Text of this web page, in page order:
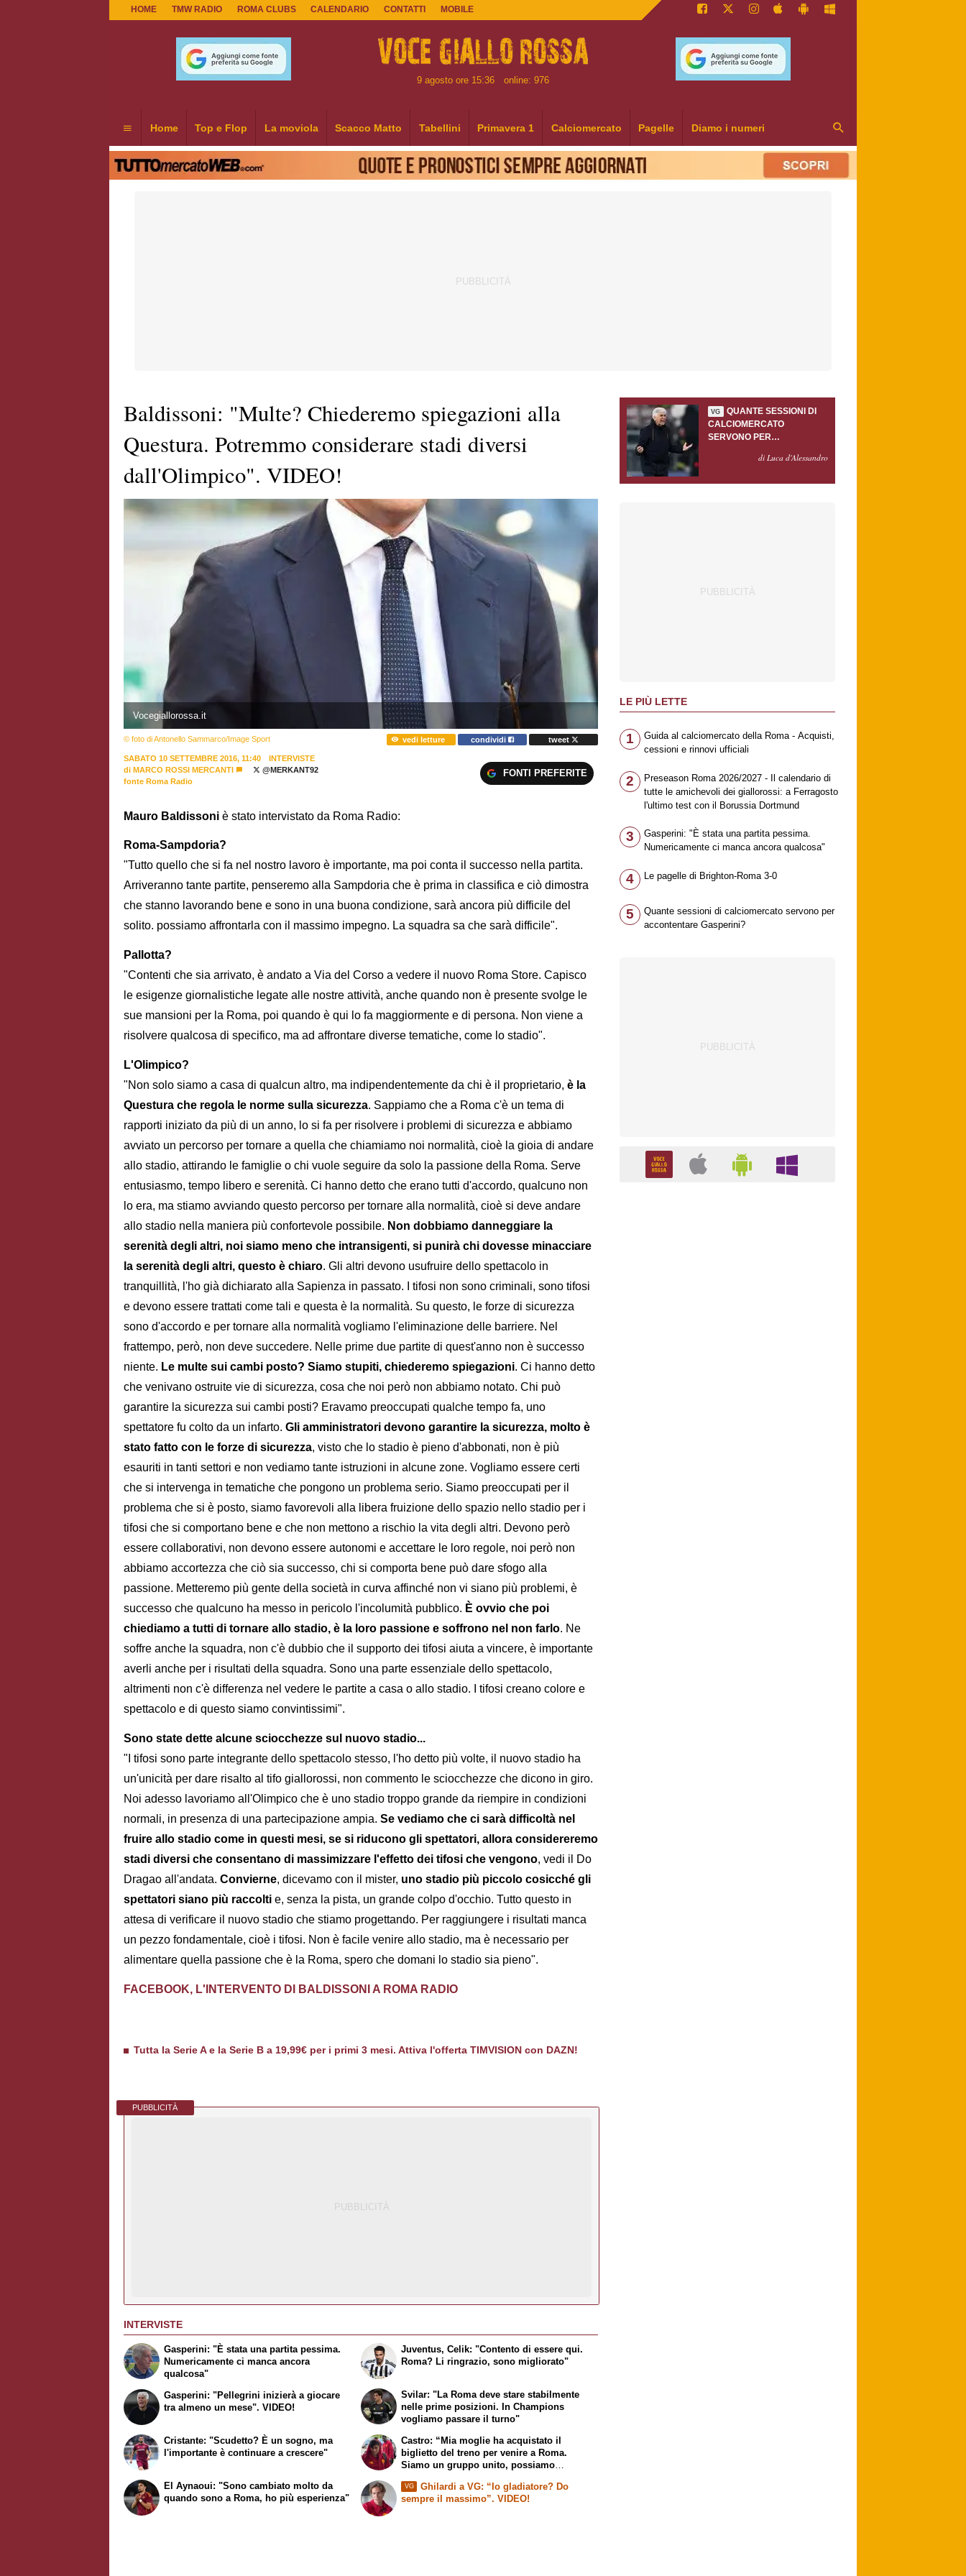
HOME TMW RADIO ROMA CLUBS CALENDARIO CONTATTI MOBILE
9 agosto ore 15:36 online: 976
Home Top e Flop La moviola Scacco Matto Tabellini Primavera 1 Calciomercato Pagelle Diamo i numeri
Baldissoni: "Multe? Chiederemo spiegazioni alla
Questura. Potremmo considerare stadi diversi
dall'Olimpico". VIDEO!
Vocegiallorossa.it
© foto di Antonello Sammarco/Image Sport vedi letture condividi tweet
SABATO 10 SETTEMBRE 2016, 11:40
INTERVISTE
di MARCO ROSSI MERCANTI
@MERKANT92
fonte Roma Radio
FONTI PREFERITE
Mauro Baldissoni è stato intervistato da Roma Radio:
Roma-Sampdoria?
"Tutto quello che si fa nel nostro lavoro è importante, ma poi conta il successo nella partita.
Arriveranno tante partite, penseremo alla Sampdoria che è prima in classifica e ciò dimostra
che stanno lavorando bene e sono in una buona condizione, sarà ancora più difficile del
solito. possiamo affrontarla con il massimo impegno. La squadra sa che sarà difficile".
Pallotta?
"Contenti che sia arrivato, è andato a Via del Corso a vedere il nuovo Roma Store. Capisco
le esigenze giornalistiche legate alle nostre attività, anche quando non è presente svolge le
sue mansioni per la Roma, poi quando è qui lo fa maggiormente e di persona. Non viene a
risolvere qualcosa di specifico, ma ad affrontare diverse tematiche, come lo stadio".
L'Olimpico?
"Non solo siamo a casa di qualcun altro, ma indipendentemente da chi è il proprietario, è la
Questura che regola le norme sulla sicurezza. Sappiamo che a Roma c'è un tema di
rapporti iniziato da più di un anno, lo si fa per risolvere i problemi di sicurezza e abbiamo
avviato un percorso per tornare a quella che chiamiamo noi normalità, cioè la gioia di andare
allo stadio, attirando le famiglie o chi vuole seguire da solo la passione della Roma. Serve
entusiasmo, tempo libero e serenità. Ci hanno detto che erano tutti d'accordo, qualcuno non
lo era, ma stiamo avviando questo percorso per tornare alla normalità, cioè si deve andare
allo stadio nella maniera più confortevole possibile. Non dobbiamo danneggiare la
serenità degli altri, noi siamo meno che intransigenti, si punirà chi dovesse minacciare
la serenità degli altri, questo è chiaro. Gli altri devono usufruire dello spettacolo in
tranquillità, l'ho già dichiarato alla Sapienza in passato. I tifosi non sono criminali, sono tifosi
e devono essere trattati come tali e questa è la normalità. Su questo, le forze di sicurezza
sono d'accordo e per tornare alla normalità vogliamo l'eliminazione delle barriere. Nel
frattempo, però, non deve succedere. Nelle prime due partite di quest'anno non è successo
niente. Le multe sui cambi posto? Siamo stupiti, chiederemo spiegazioni. Ci hanno detto
che venivano ostruite vie di sicurezza, cosa che noi però non abbiamo notato. Chi può
garantire la sicurezza sui cambi posti? Eravamo preoccupati qualche tempo fa, uno
spettatore fu colto da un infarto. Gli amministratori devono garantire la sicurezza, molto è
stato fatto con le forze di sicurezza, visto che lo stadio è pieno d'abbonati, non è più
esauriti in tanti settori e non vediamo tante istruzioni in alcune zone. Vogliamo essere certi
che si intervenga in tematiche che pongono un problema serio. Siamo preoccupati per il
problema che si è posto, siamo favorevoli alla libera fruizione dello spazio nello stadio per i
tifosi che si comportano bene e che non mettono a rischio la vita degli altri. Devono però
essere collaborativi, non devono essere autonomi e accettare le loro regole, noi però non
abbiamo accortezza che ciò sia successo, chi si comporta bene può dare sfogo alla
passione. Metteremo più gente della società in curva affinché non vi siano più problemi, è
successo che qualcuno ha messo in pericolo l'incolumità pubblico. È ovvio che poi
chiediamo a tutti di tornare allo stadio, è la loro passione e soffrono nel non farlo. Ne
soffre anche la squadra, non c'è dubbio che il supporto dei tifosi aiuta a vincere, è importante
averli anche per i risultati della squadra. Sono una parte essenziale dello spettacolo,
altrimenti non c'è differenza nel vedere le partite a casa o allo stadio. I tifosi creano colore e
spettacolo e di questo siamo convintissimi".
Sono state dette alcune sciocchezze sul nuovo stadio...
"I tifosi sono parte integrante dello spettacolo stesso, l'ho detto più volte, il nuovo stadio ha
un'unicità per dare risalto al tifo giallorossi, non commento le sciocchezze che dicono in giro.
Noi adesso lavoriamo all'Olimpico che è uno stadio troppo grande da riempire in condizioni
normali, in presenza di una partecipazione ampia. Se vediamo che ci sarà difficoltà nel
fruire allo stadio come in questi mesi, se si riducono gli spettatori, allora considereremo
stadi diversi che consentano di massimizzare l'effetto dei tifosi che vengono, vedi il Do
Dragao all'andata. Convierne, dicevamo con il mister, uno stadio più piccolo cosicché gli
spettatori siano più raccolti e, senza la pista, un grande colpo d'occhio. Tutto questo in
attesa di verificare il nuovo stadio che stiamo progettando. Per raggiungere i risultati manca
un pezzo fondamentale, cioè i tifosi. Non è facile venire allo stadio, ma è necessario per
alimentare quella passione che è la Roma, spero che domani lo stadio sia pieno".
FACEBOOK, L'INTERVENTO DI BALDISSONI A ROMA RADIO
Tutta la Serie A e la Serie B a 19,99€ per i primi 3 mesi. Attiva l'offerta TIMVISION con DAZN!
PUBBLICITÀ
INTERVISTE
Gasperini: "È stata una partita pessima.
Numericamente ci manca ancora
qualcosa"
Gasperini: "Pellegrini inizierà a giocare
tra almeno un mese". VIDEO!
Juventus, Celik: "Contento di essere qui.
Roma? Li ringrazio, sono migliorato"
Svilar: "La Roma deve stare stabilmente
nelle prime posizioni. In Champions
vogliamo passare il turno"
Cristante: "Scudetto? È un sogno, ma
l'importante è continuare a crescere"
El Aynaoui: "Sono cambiato molto da
quando sono a Roma, ho più esperienza"
Castro: “Mia moglie ha acquistato il
biglietto del treno per venire a Roma.
Siamo un gruppo unito, possiamo
VG
Ghilardi a VG: “Io gladiatore? Do
sempre il massimo”. VIDEO!
VG
QUANTE SESSIONI DI
CALCIOMERCATO
SERVONO PER
GASPERINI?di Luca d'Alessandro
LE PIÙ LETTE
1
Guida al calciomercato della Roma - Acquisti,
cessioni e rinnovi ufficiali
2
Preseason Roma 2026/2027 - Il calendario di
tutte le amichevoli dei giallorossi: a Ferragosto
l'ultimo test con il Borussia Dortmund
3
Gasperini: "È stata una partita pessima.
Numericamente ci manca ancora qualcosa"
4 Le pagelle di Brighton-Roma 3-0
5
Quante sessioni di calciomercato servono per
accontentare Gasperini?